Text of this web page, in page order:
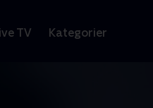
TV Kategorier